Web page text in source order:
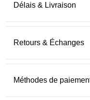
Délais & Livraison
Retours & Échanges
Méthodes de